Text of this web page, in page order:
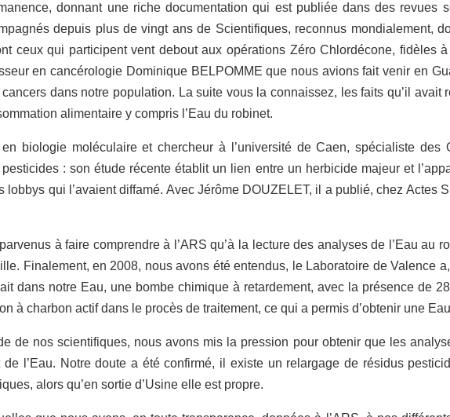
donnant une riche documentation qui est publiée dans des revues
depuis plus de vingt ans de Scientifiques, reconnus mondialement,
ceux qui participent vent debout aux opérations Zéro Chlordécone, fidèles
en cancérologie Dominique BELPOMME que nous avions fait venir en
dans notre population. La suite vous la connaissez, les faits qu’il
alimentaire y compris l’Eau du robinet.
biologie moléculaire et chercheur à l’université de Caen, spécialiste des
: son étude récente établit un lien entre un herbicide majeur et
qui l’avaient diffamé. Avec Jérôme DOUZELET, il a publié, chez Actes
à faire comprendre à l’ARS qu’à la lecture des analyses de l’Eau au
Finalement, en 2008, nous avons été entendus, le Laboratoire de Valence
dans notre Eau, une bombe chimique à retardement, avec la présence de
à charbon actif dans le procès de traitement, ce qui a permis d’obtenir une
de nos scientifiques, nous avons mis la pression pour obtenir que les
de l’Eau. Notre doute a été confirmé, il existe un relargage de résidus
alors qu’en sortie d’Usine elle est propre.